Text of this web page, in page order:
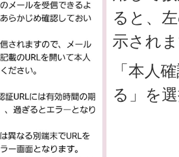
ると、
示され
「本人
る」を